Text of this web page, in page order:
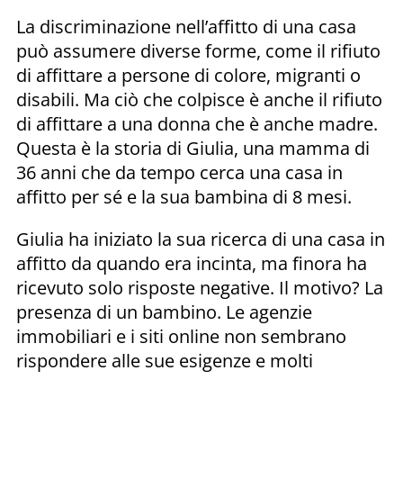
La discriminazione nell’affitto di una casa
può assumere diverse forme, come il rifiuto
di affittare a persone di colore, migranti o
disabili. Ma ciò che colpisce è anche il rifiuto
di affittare a una donna che è anche madre.
Questa è la storia di Giulia, una mamma di
36 anni che da tempo cerca una casa in
affitto per sé e la sua bambina di 8 mesi.
Giulia ha iniziato la sua ricerca di una casa in
affitto da quando era incinta, ma finora ha
ricevuto solo risposte negative. Il motivo? La
presenza di un bambino. Le agenzie
immobiliari e i siti online non sembrano
rispondere alle sue esigenze e molti